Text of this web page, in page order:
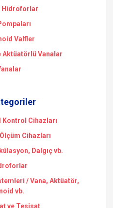
Hidroforlar
Valfler
Aktüatörlü Vanalar
Kontrol Cihazları
Cihazları
Dalgıç vb.
/ Vana, Aktüatör,
vb.
ve Tesisat